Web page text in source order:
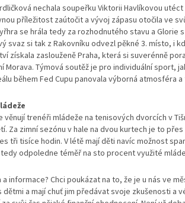
nechala soupeřku Viktorii Havlíkovou
příležitost zaútočit a vývoj zápasu otočila ve
se hrála tedy za rozhodnutého stavu a Glorie
svaz si tak z Rakovníku odvezl pěkné 3. místo, i
získala zaslouženě Praha, která si suverénně
Morava. Týmová soutěž je pro individuální sport,
během Fed Cupu panovala výborná atmosféra
věnují trenéři mládeže na tenisových dvorcích v
Za zimní sezónu v hale na dvou kurtech je to
tři tisíce hodin. V létě mají děti navíc možnost
odpoledne téměř na sto procent využité
informace? Chci poukázat na to, že je u nás ve
a mají chuť jim předávat svoje zkušenosti a